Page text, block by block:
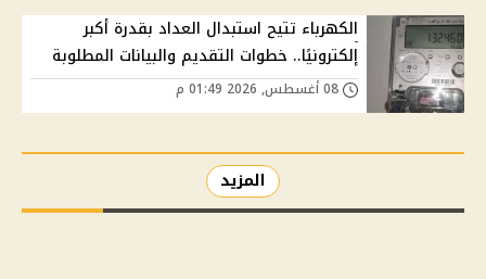
الكهرباء تتيح استبدال العداد بقدرة أكبر
إلكترونيًا.. خطوات التقديم والبيانات المطلوبة
المزيد